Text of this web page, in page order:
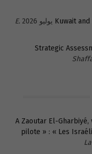
Kuwait
E.
Strategic
A Zaoutar El-
pilote » : « Les